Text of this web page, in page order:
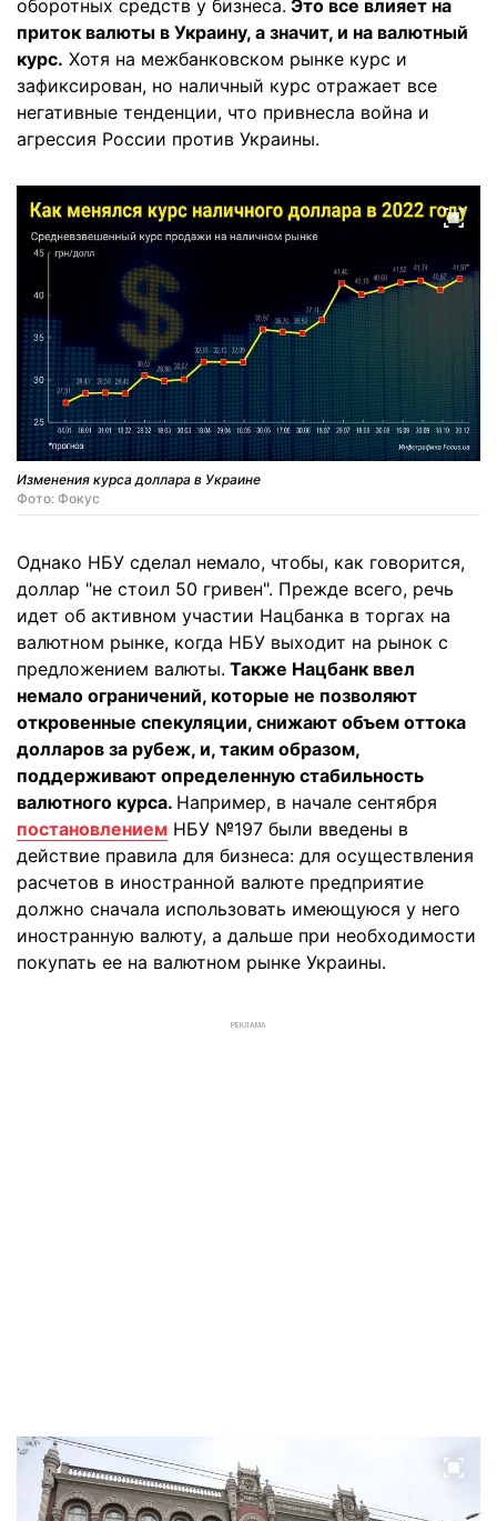
оборотных средств у бизнеса. Это все влияет на
приток валюты в Украину, а значит, и на валютный
курс. Хотя на межбанковском рынке курс и
зафиксирован, но наличный курс отражает все
негативные тенденции, что привнесла война и
агрессия России против Украины.
Изменения курса доллара в Украине
Фото: Фокус
Однако НБУ сделал немало, чтобы, как говорится,
доллар "не стоил 50 гривен". Прежде всего, речь
идет об активном участии Нацбанка в торгах на
валютном рынке, когда НБУ выходит на рынок с
предложением валюты. Также Нацбанк ввел
немало ограничений, которые не позволяют
откровенные спекуляции, снижают объем оттока
долларов за рубеж, и, таким образом,
поддерживают определенную стабильность
валютного курса. Например, в начале сентября
постановлением НБУ №197 были введены в
действие правила для бизнеса: для осуществления
расчетов в иностранной валюте предприятие
должно сначала использовать имеющуюся у него
иностранную валюту, а дальше при необходимости
покупать ее на валютном рынке Украины.
РЕКЛАМА